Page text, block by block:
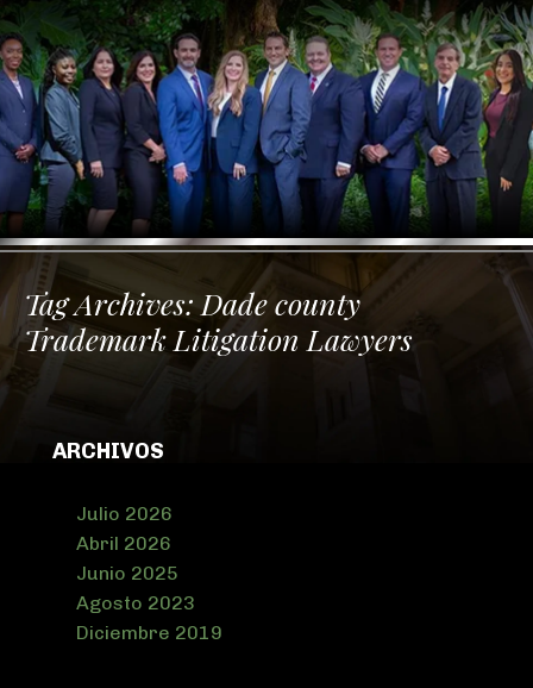
Tag Archives: Dade county
Trademark Litigation Lawyers
ARCHIVOS
Julio 2026
Abril 2026
Junio 2025
Agosto 2023
Diciembre 2019